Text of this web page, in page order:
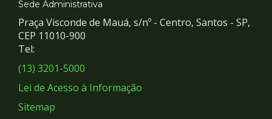
e
Redes
Sociais
Sede Administrativa
Praça Visconde de Mauá, s/nº - Centro, Santos - SP,
CEP 11010-900
Tel:
(13) 3201-5000
Lei de Acesso à Informação
Sitemap